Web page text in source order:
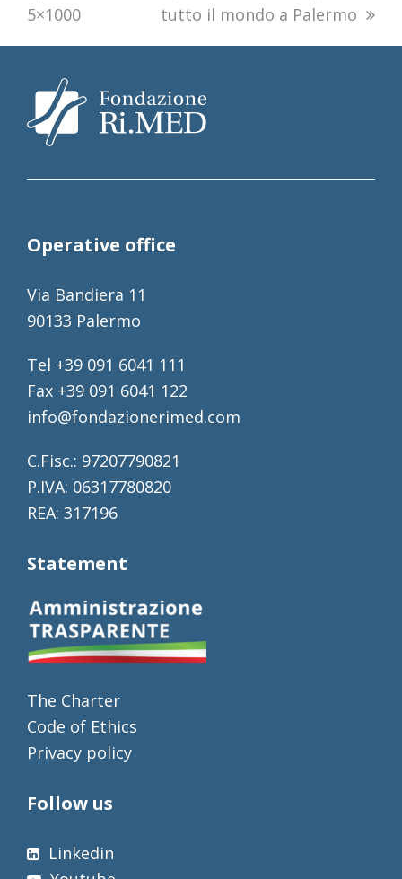
5×1000
tutto il mondo a Palermo
Operative office
Via Bandiera 11
90133 Palermo
Tel +39 091 6041 111
Fax +39 091 6041 122
info@fondazionerimed.com
C.Fisc.: 97207790821
P.IVA: 06317780820
REA: 317196
Statement
The Charter
Code of Ethics
Privacy policy
Follow us
Linkedin